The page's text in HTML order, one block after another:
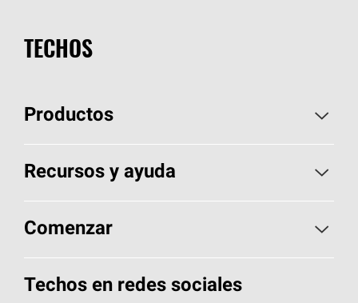
TECHOS
Productos
Elija sus tejas
Encuentre un contratista
Componentes para techos
Recursos y ayuda
Aspectos básicos sobre techos
Herramientas de diseño y color
Comenzar
Llame al 1-800-GET-PINK®
Techos en redes sociales